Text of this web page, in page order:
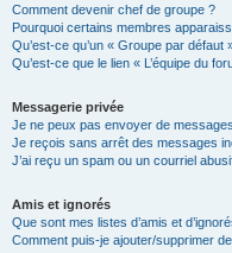
Comment devenir chef de groupe ?
Pourquoi certains membres
Qu’est-ce qu’un « Groupe par défaut
Qu’est-ce que le lien « L’équipe du
Messagerie privée
Je ne peux pas envoyer de
Je reçois sans arrêt des messages
J’ai reçu un spam ou un courriel
Amis et ignorés
Que sont mes listes d’amis et
Comment puis-je ajouter/supprimer